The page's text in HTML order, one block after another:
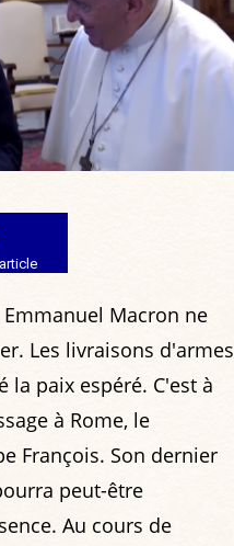
Emmanuel Macron ne
Les livraisons d'armes
la paix espéré. C'est à
à Rome, le
François. Son dernier
peut-être
Au cours de